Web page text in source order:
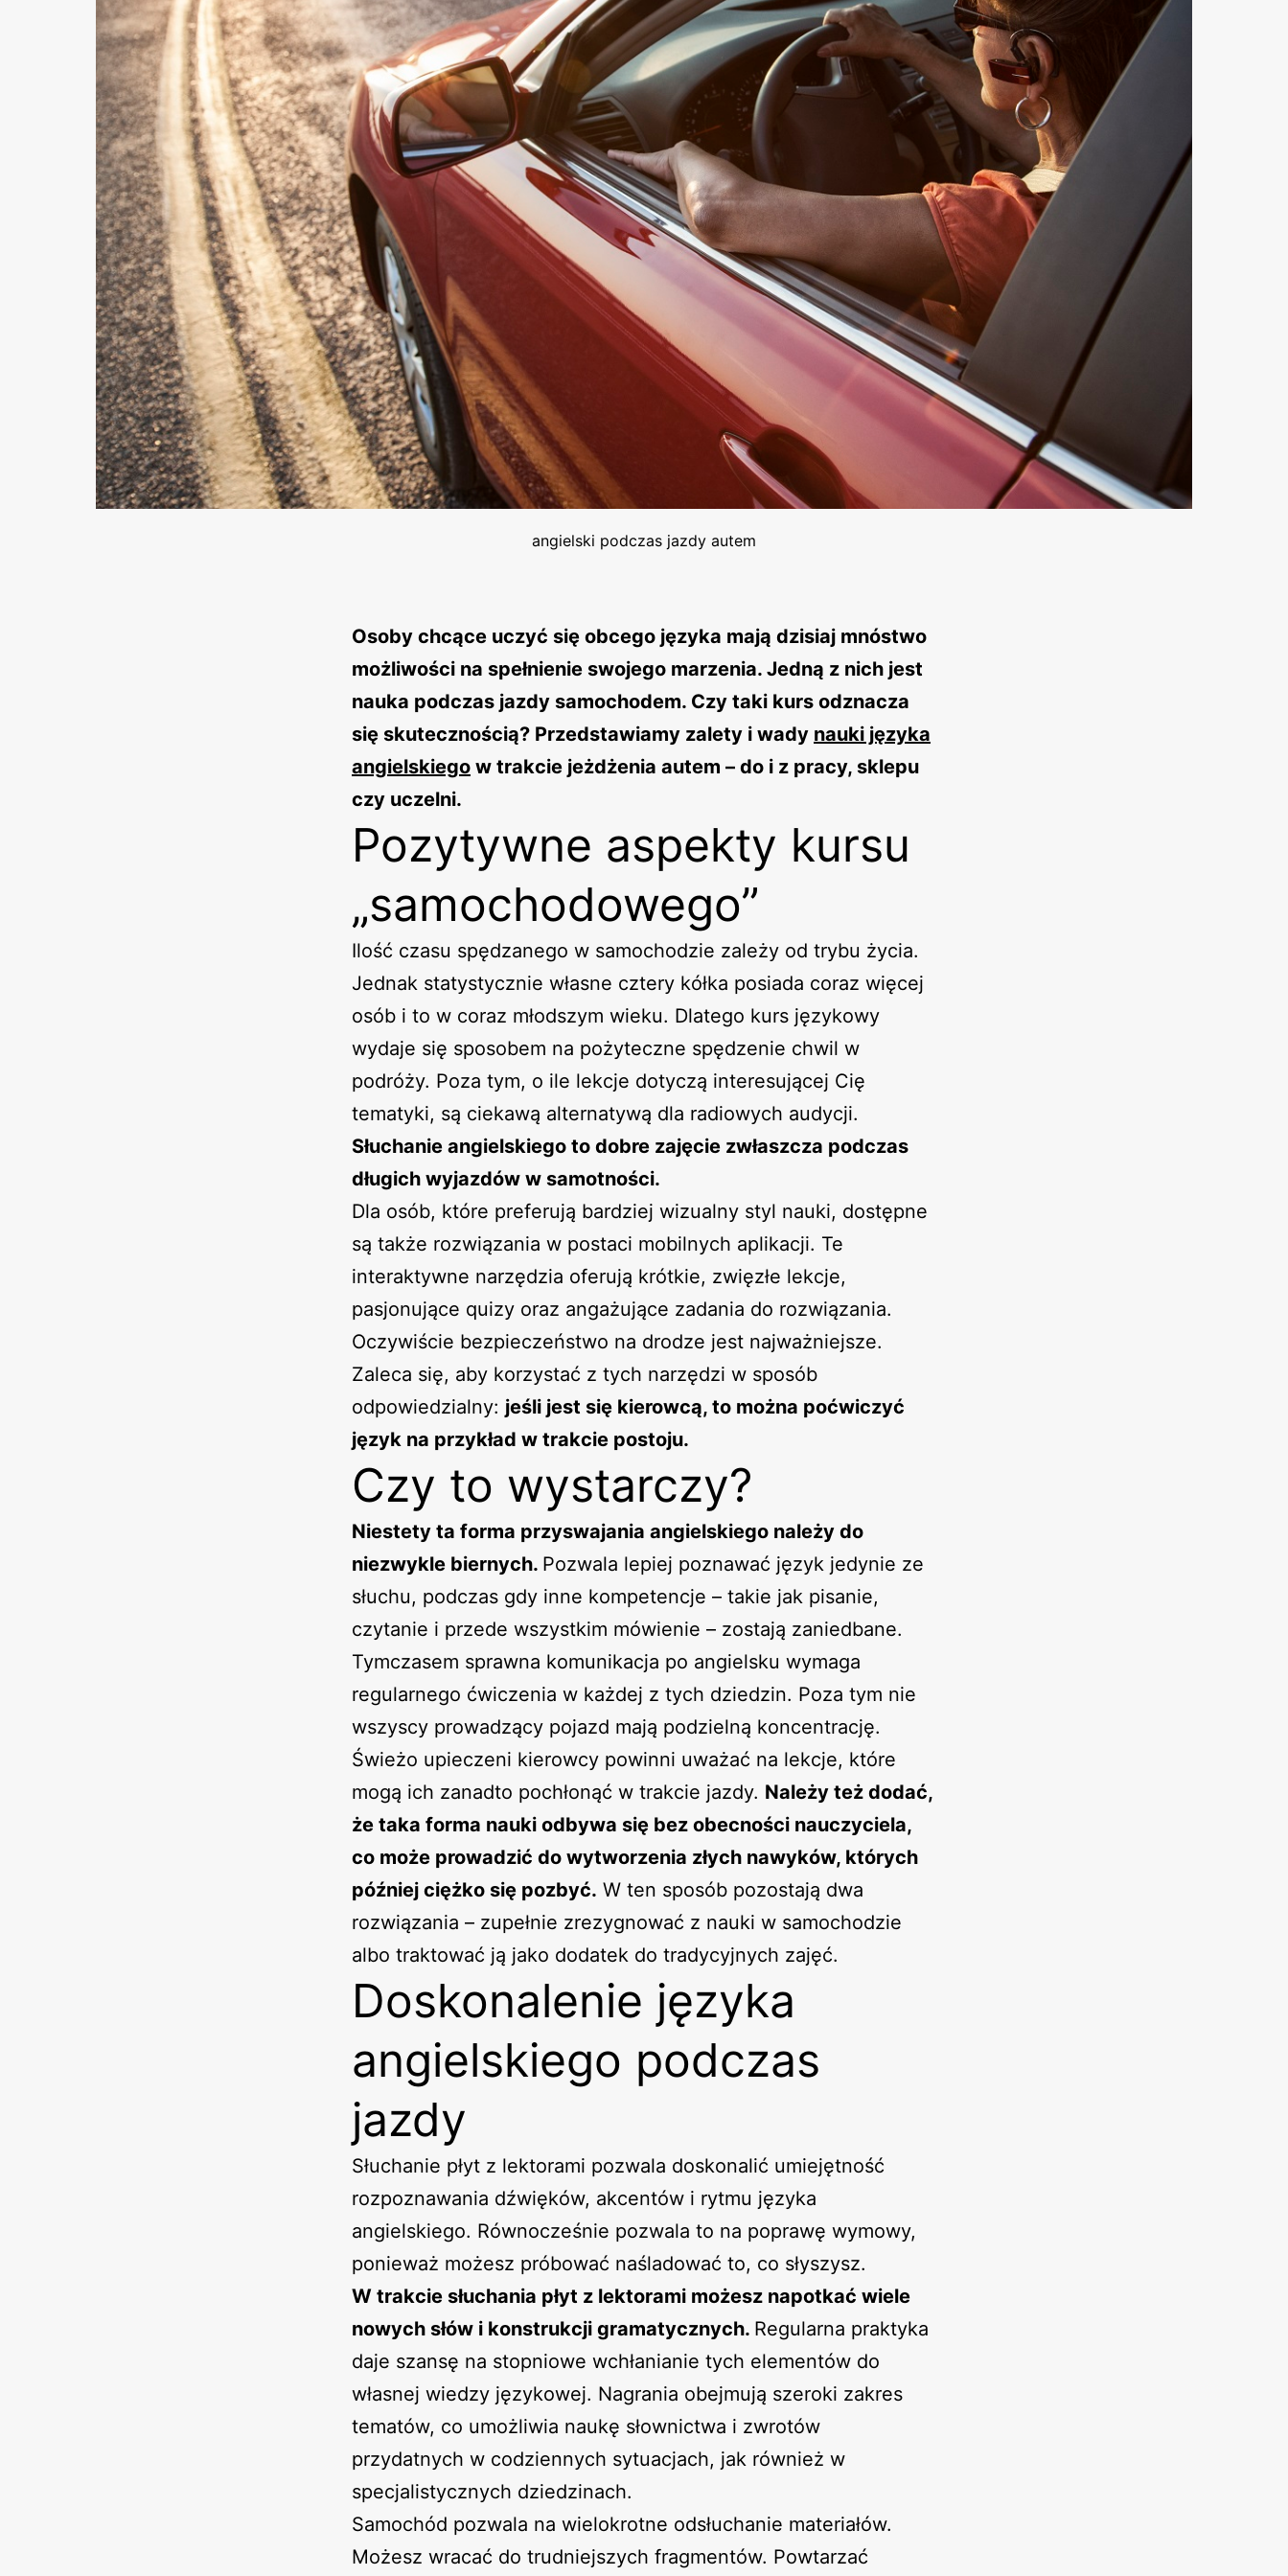
angielski podczas jazdy autem
Osoby chcące uczyć się obcego języka mają dzisiaj mnóstwo
możliwości na spełnienie swojego marzenia. Jedną z nich jest
nauka podczas jazdy samochodem. Czy taki kurs odznacza
się skutecznością? Przedstawiamy zalety i wady nauki języka
angielskiego w trakcie jeżdżenia autem – do i z pracy, sklepu
czy uczelni.
Pozytywne aspekty kursu
„samochodowego”
Ilość czasu spędzanego w samochodzie zależy od trybu życia.
Jednak statystycznie własne cztery kółka posiada coraz więcej
osób i to w coraz młodszym wieku. Dlatego kurs językowy
wydaje się sposobem na pożyteczne spędzenie chwil w
podróży. Poza tym, o ile lekcje dotyczą interesującej Cię
tematyki, są ciekawą alternatywą dla radiowych audycji.
Słuchanie angielskiego to dobre zajęcie zwłaszcza podczas
długich wyjazdów w samotności.
Dla osób, które preferują bardziej wizualny styl nauki, dostępne
są także rozwiązania w postaci mobilnych aplikacji. Te
interaktywne narzędzia oferują krótkie, zwięzłe lekcje,
pasjonujące quizy oraz angażujące zadania do rozwiązania.
Oczywiście bezpieczeństwo na drodze jest najważniejsze.
Zaleca się, aby korzystać z tych narzędzi w sposób
odpowiedzialny: jeśli jest się kierowcą, to można poćwiczyć
język na przykład w trakcie postoju.
Czy to wystarczy?
Niestety ta forma przyswajania angielskiego należy do
niezwykle biernych. Pozwala lepiej poznawać język jedynie ze
słuchu, podczas gdy inne kompetencje – takie jak pisanie,
czytanie i przede wszystkim mówienie – zostają zaniedbane.
Tymczasem sprawna komunikacja po angielsku wymaga
regularnego ćwiczenia w każdej z tych dziedzin. Poza tym nie
wszyscy prowadzący pojazd mają podzielną koncentrację.
Świeżo upieczeni kierowcy powinni uważać na lekcje, które
mogą ich zanadto pochłonąć w trakcie jazdy. Należy też dodać,
że taka forma nauki odbywa się bez obecności nauczyciela,
co może prowadzić do wytworzenia złych nawyków, których
później ciężko się pozbyć. W ten sposób pozostają dwa
rozwiązania – zupełnie zrezygnować z nauki w samochodzie
albo traktować ją jako dodatek do tradycyjnych zajęć.
Doskonalenie języka
angielskiego podczas
jazdy
Słuchanie płyt z lektorami pozwala doskonalić umiejętność
rozpoznawania dźwięków, akcentów i rytmu języka
angielskiego. Równocześnie pozwala to na poprawę wymowy,
ponieważ możesz próbować naśladować to, co słyszysz.
W trakcie słuchania płyt z lektorami możesz napotkać wiele
nowych słów i konstrukcji gramatycznych. Regularna praktyka
daje szansę na stopniowe wchłanianie tych elementów do
własnej wiedzy językowej. Nagrania obejmują szeroki zakres
tematów, co umożliwia naukę słownictwa i zwrotów
przydatnych w codziennych sytuacjach, jak również w
specjalistycznych dziedzinach.
Samochód pozwala na wielokrotne odsłuchanie materiałów.
Możesz wracać do trudniejszych fragmentów. Powtarzać